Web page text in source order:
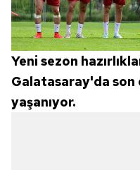
Yeni sezon
Galatasaray'da
yaşanıyor.